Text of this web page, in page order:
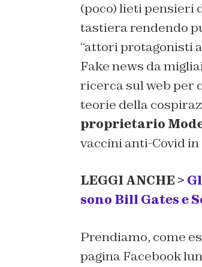
(poco) lieti pensieri
tastiera rendendo
“attori protagonisti
Fake news da
ricerca sul web per
teorie della
proprietario
vaccini anti-Covid
LEGGI ANCHE >
sono Bill Gates e
Prendiamo, come
pagina Facebook